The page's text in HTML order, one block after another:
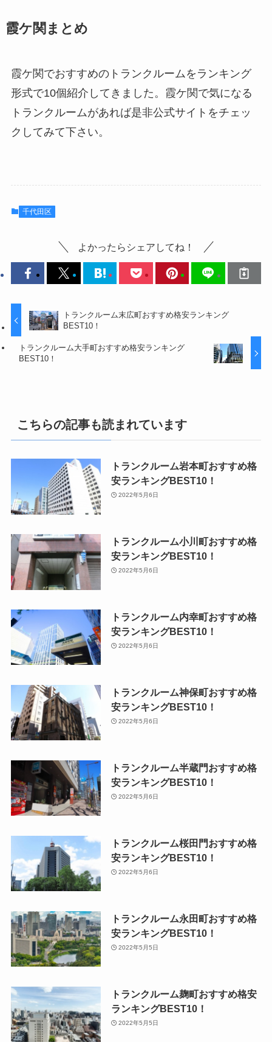
霞ケ関まとめ
霞ケ関でおすすめのトランクルームをランキング
形式で10個紹介してきました。霞ケ関で気になる
トランクルームがあれば是非公式サイトをチェッ
クしてみて下さい。
千代田区
よかったらシェアしてね！
トランクルーム末広町おすすめ格安ランキング
BEST10！
トランクルーム大手町おすすめ格安ランキング
BEST10！
こちらの記事も読まれています
トランクルーム岩本町おすすめ格
安ランキングBEST10！
2022年5月6日
トランクルーム小川町おすすめ格
安ランキングBEST10！
2022年5月6日
トランクルーム内幸町おすすめ格
安ランキングBEST10！
2022年5月6日
トランクルーム神保町おすすめ格
安ランキングBEST10！
2022年5月6日
トランクルーム半蔵門おすすめ格
安ランキングBEST10！
2022年5月6日
トランクルーム桜田門おすすめ格
安ランキングBEST10！
2022年5月6日
トランクルーム永田町おすすめ格
安ランキングBEST10！
2022年5月5日
トランクルーム麹町おすすめ格安
ランキングBEST10！
2022年5月5日